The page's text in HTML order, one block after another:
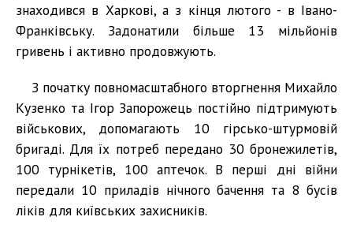
знаходився в Харкові, а з кінця лютого - в Івано-
Франківську. Задонатили більше 13 мільйонів
гривень і активно продовжують.
З початку повномасштабного вторгнення Михайло
Кузенко та Ігор Запорожець постійно підтримують
військових, допомагають 10 гірсько-штурмовій
бригаді. Для їх потреб передано 30 бронежилетів,
100 турнікетів, 100 аптечок. В перші дні війни
передали 10 приладів нічного бачення та 8 бусів
ліків для київських захисників.